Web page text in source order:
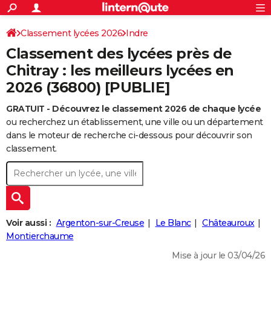
ACTUALITÉS
Politique
Société
Faits Divers
Education
Monde
Villes
+
SPORT
Coupe du monde 2026
Football
Tennis
Cyclisme
Rugby
Forum
CULTURE
Programme TV
TNT
Streaming
Cinéma
Sorties cinéma
Musique
+
FINANCE
Retraite
Impôts
Epargne
Immobilier
Risques naturels par ville
Banque
Assurance
Crédit
AUTO
Essais
Réserver un essai
Citadines
Berlines
SUV
Forum auto
+
HIGH-TECH
BRICOLAGE
Forum
Aménagement intérieur
Extérieur
Cuisine
Salle de bains
Jardinage
Rangement
+WEEK-END
Guides de France
Escapades
Patrimoine
Expositions
Musées
Week-end nature
+
LIFESTYLE
Art de vivre
Bien-être
Loisirs
Mode
Modes de vie
+SANTE
S'inscrire
Connexion
Classement lycées 2026 Indre
Classement des lycées près de
Chitray : les meilleurs lycées en
2026 (36800) [PUBLIE]
GRATUIT - Découvrez le classement 2026 de chaque lycée
ou recherchez un établissement, une ville ou un département
dans le moteur de recherche ci-dessous pour découvrir son
classement.
Voir aussi : Argenton-sur-Creuse Le Blanc
Châteauroux
Montierchaume
Mise à jour le 03/04/26